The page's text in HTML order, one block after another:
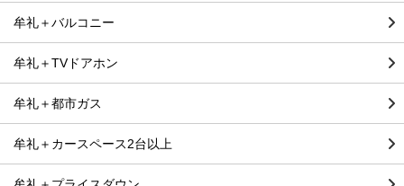
牟礼＋バルコニー
牟礼＋TVドアホン
牟礼＋都市ガス
牟礼＋カースペース2台以上